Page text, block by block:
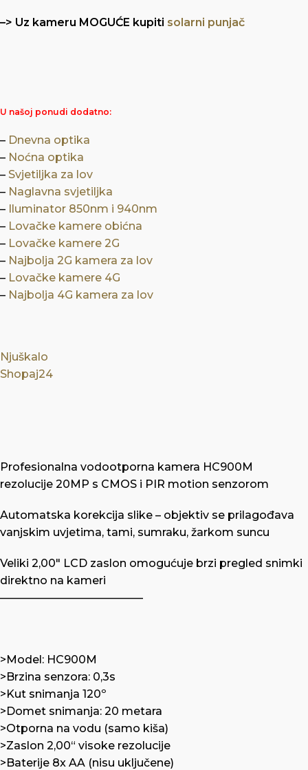
–> Uz kameru MOGUĆE kupiti solarni punjač
U našoj ponudi dodatno:
– Dnevna optika
– Noćna optika
– Svjetiljka za lov
– Naglavna svjetiljka
– Iluminator 850nm i 940nm
– Lovačke kamere obićna
– Lovačke kamere 2G
– Najbolja 2G kamera za lov
– Lovačke kamere 4G
– Najbolja 4G kamera za lov
Njuškalo
Shopaj24
Profesionalna vodootporna kamera HC900M
rezolucije 20MP s CMOS i PIR motion senzorom
Automatska korekcija slike – objektiv se prilagođava
vanjskim uvjetima, tami, sumraku, žarkom suncu
Veliki 2,00″ LCD zaslon omogućuje brzi pregled snimki
direktno na kameri
—————————————
>Model: HC900M
>Brzina senzora: 0,3s
>Kut snimanja 120º
>Domet snimanja: 20 metara
>Otporna na vodu (samo kiša)
>Zaslon 2,00“ visoke rezolucije
>Baterije 8x AA (nisu uključene)